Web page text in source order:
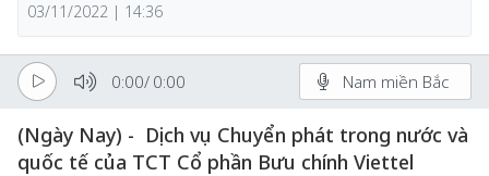
03/11/2022 | 14:36
0:00/ 0:00 Nam miền Bắc
(Ngày Nay) - Dịch vụ Chuyển phát trong nước và
quốc tế của TCT Cổ phần Bưu chính Viettel